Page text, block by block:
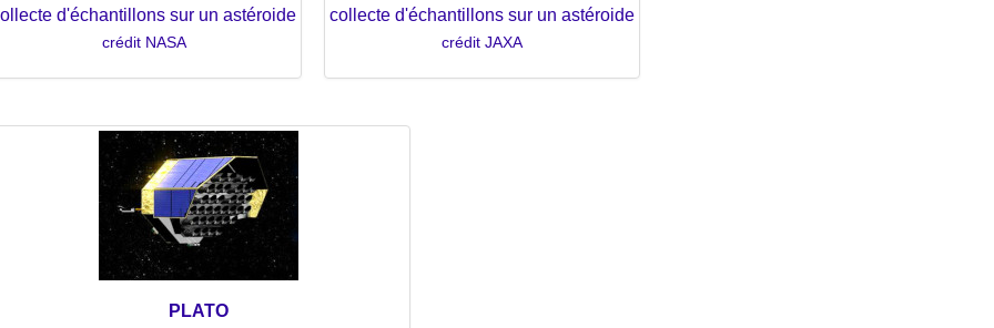
d'échantillons sur un astéroide
crédit NASA
collecte d'échantillons sur un astéroide
crédit JAXA
PLATO